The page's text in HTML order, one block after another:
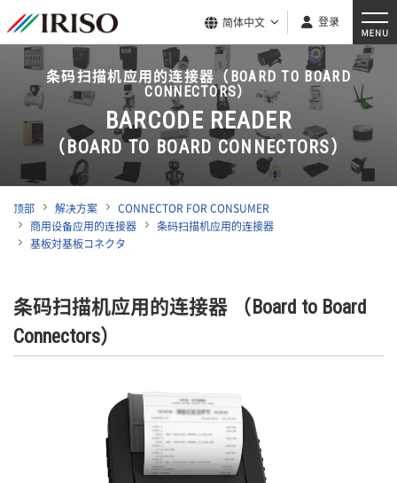
简体中文 登录
条码扫描机应用的连接器（BOARD TO BOARD
CONNECTORS）
BARCODE READER
（BOARD TO BOARD CONNECTORS）
顶部 解决方案
CONNECTOR FOR CONSUMER
商用设备应用的连接器
条码扫描机应用的连接器
基板対基板コネクタ
条码扫描机应用的连接器 （Board to Board
Connectors）